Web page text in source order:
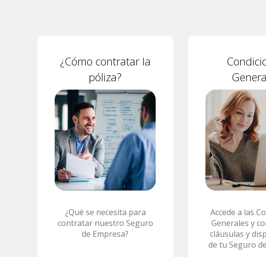
¿Cómo contratar la
póliza?
¿Qué se necesita para
contratar nuestro Seguro
de Empresa?
Accede a las
Generales y
cláusulas y
de tu Seguro